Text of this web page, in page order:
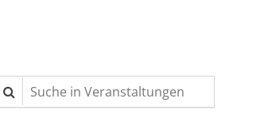
Suche in Veranstaltungen